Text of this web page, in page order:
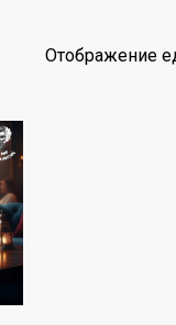
Отображение